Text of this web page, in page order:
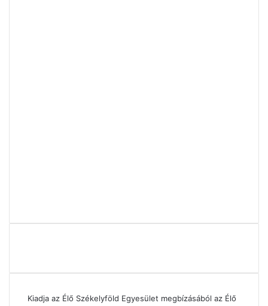
Kiadja az Élő Székelyföld Egyesület megbízásából az Élő